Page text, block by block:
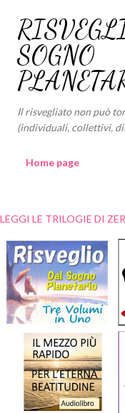
SOGNO
Il risvegliato non può
(individuali, collettivi,
Home page
LEGGI LE TRILOGIE DI